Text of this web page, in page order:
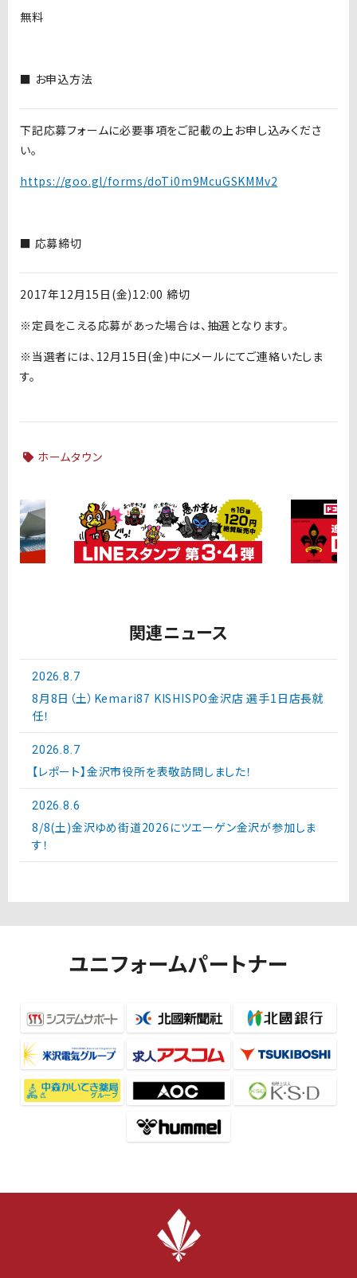
無料
■ お申込方法
下記応募フォームに必要事項をご記載の上お申し込みくださ
い。
https://goo.gl/forms/doTi0m9McuGSKMMv2
■ 応募締切
2017年12月15日(金)12:00 締切
※定員をこえる応募があった場合は、抽選となります。
※当選者には、12月15日(金)中にメールにてご連絡いたしま
す。
ホームタウン
関連ニュース
2026.8.7
8月8日（土）Kemari87 KISHISPO金沢店 選手1日店長就
任！
2026.8.7
【レポート】金沢市役所を表敬訪問しました！
2026.8.6
8/8(土)金沢ゆめ街道2026にツエーゲン金沢が参加しま
す！
ユニフォームパートナー